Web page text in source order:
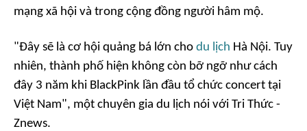
mạng xã hội và trong cộng đồng người hâm mộ.
"Đây sẽ là cơ hội quảng bá lớn cho du lịch Hà Nội. Tuy
nhiên, thành phố hiện không còn bỡ ngỡ như cách
đây 3 năm khi BlackPink lần đầu tổ chức concert tại
Việt Nam", một chuyên gia du lịch nói với Tri Thức -
Znews.